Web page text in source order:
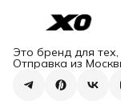
Это бренд для
Отправка из